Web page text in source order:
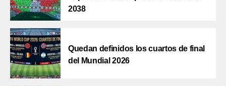
2038
Quedan definidos los cuartos de final
del Mundial 2026